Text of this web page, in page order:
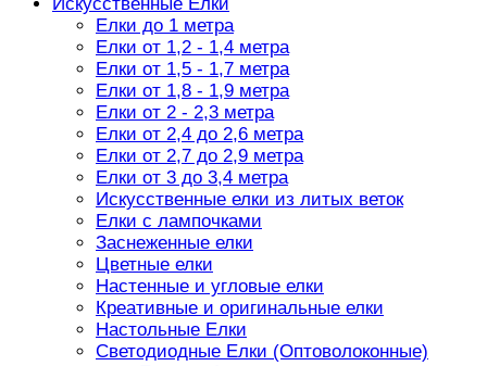
Елки до 1 метра
Елки от 1,2 - 1,4 метра
Елки от 1,5 - 1,7 метра
Елки от 1,8 - 1,9 метра
Елки от 2 - 2,3 метра
Елки от 2,4 до 2,6 метра
Елки от 2,7 до 2,9 метра
Елки от 3 до 3,4 метра
Искусственные елки из литых веток
Елки с лампочками
Заснеженные елки
Цветные елки
Настенные и угловые елки
Креативные и оригинальные елки
Настольные Елки
Светодиодные Елки (Оптоволоконные)